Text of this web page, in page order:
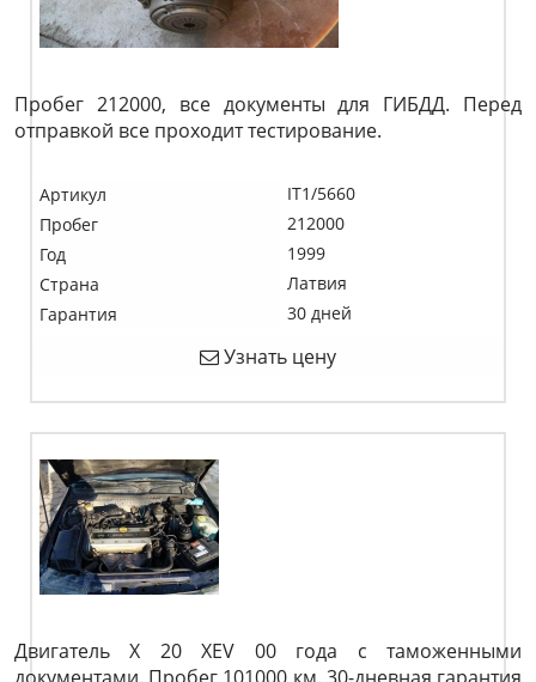
Пробег 212000, все документы для ГИБДД. Перед
отправкой все проходит тестирование.
Артикул
IT1/5660
Пробег
212000
Год
1999
Страна
Латвия
Гарантия
30 дней
Узнать цену
Двигатель X 20 XEV 00 года с таможенными